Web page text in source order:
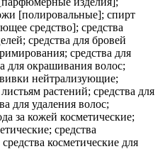
[полировальные]; спирт
средство]; средства
средства для бровей
средства для
для окрашивания волос;
нейтрализующие;
растений; средства для
для удаления волос;
за кожей косметические;
средства
косметические для